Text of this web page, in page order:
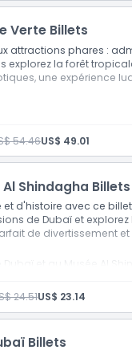
Verte Billets
attractions phares :
explorez la forêt
une expérience
plus de 3000 plantes
et d'expériences
54.46US$ 49.01
Shindagha Billets
d'histoire avec ce
de Dubaï et
de divertissement
et au Musée Al
d'énigmes et de
fluide et services utiles
24.51US$ 23.14
Billets